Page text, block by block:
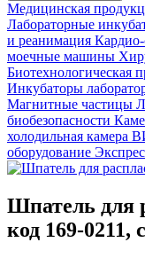
Медицинская
Лабораторные
и реанимация Кардио-
моечные машины
Биотехнологическая
Инкубаторы
Магнитные частицы
биобезопасности
холодильная камера
оборудование
Шпатель для
код 169-0211,